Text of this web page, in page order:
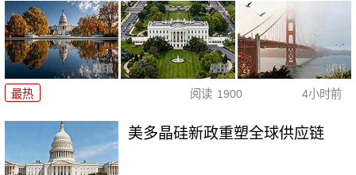
最热 阅读 1900 4小时前
美多晶硅新政重塑全球供应链